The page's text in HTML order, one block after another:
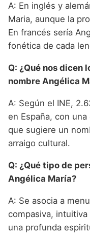
A: En inglés y
Maria, aunque la
En francés sería
fonética de cada
Q: ¿Qué nos dicen
nombre Angélica
A: Según el INE,
en España, con
que sugiere un
arraigo cultural.
Q: ¿Qué tipo de
Angélica María?
A: Se asocia a
compasiva,
una profunda